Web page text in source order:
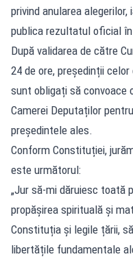
privind anularea
publica rezultatul oficial
După validarea de către
24 de ore, președinții
sunt obligați să convoace
Camerei Deputaților
președintele ales.
Conform Constituției,
este următorul:
„Jur să-mi dăruiesc toată
propășirea spirituală și
Constituția și legile țării,
libertățile fundamentale